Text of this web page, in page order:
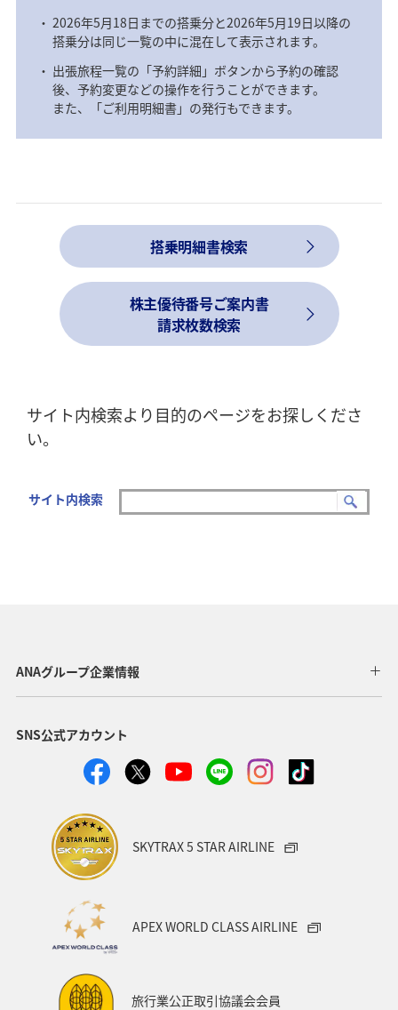
2026年5月18日までの搭乗分と2026年5月19日以降の
搭乗分は同じ一覧の中に混在して表示されます。
出張旅程一覧の「予約詳細」ボタンから予約の確認
後、予約変更などの操作を行うことができます。
また、「ご利用明細書」の発行もできます。
搭乗明細書検索
株主優待番号ご案内書
請求枚数検索
サイト内検索より目的のページをお探しくださ
い。
サイト内検索
ANAグループ企業情報
SNS公式アカウント
SKYTRAX 5 STAR AIRLINE
APEX WORLD CLASS AIRLINE
旅行業公正取引協議会会員